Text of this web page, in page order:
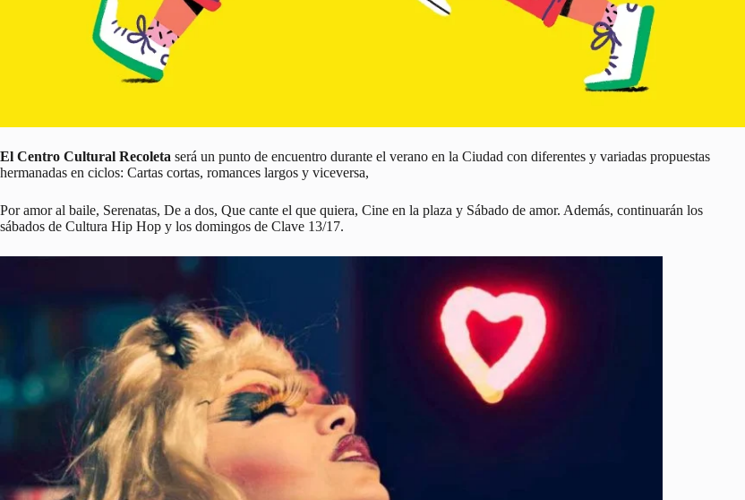
El Centro Cultural Recoleta será un punto de encuentro durante el verano en la Ciudad con diferentes y variadas propuestas
hermanadas en ciclos: Cartas cortas, romances largos y viceversa,
Por amor al baile, Serenatas, De a dos, Que cante el que quiera, Cine en la plaza y Sábado de amor. Además, continuarán los
sábados de Cultura Hip Hop y los domingos de Clave 13/17.